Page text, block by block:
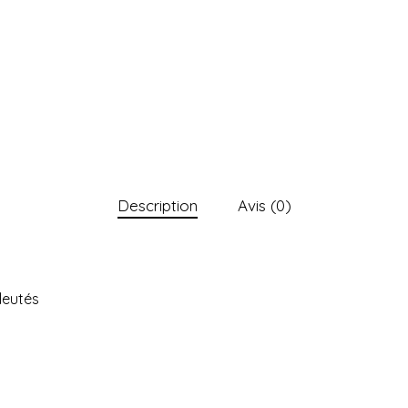
Description Avis (0)